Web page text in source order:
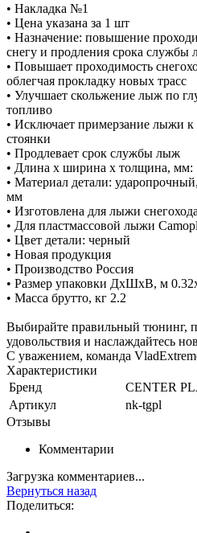
• Накладка №1
• Цена указана за 1 шт
• Назначение: повышение
снегу и продления срока службы
• Повышает проходимость
облегчая прокладку новых трасс
• Улучшает скольжение лыж по
топливо
• Исключает примерзание лыжи к
стоянки
• Продлевает срок службы лыж
• Длина x ширина x толщина, мм:
• Материал детали:
мм
• Изготовлена для лыжи
• Для пластмассовой лыжи
• Цвет детали: черный
• Новая продукция
• Производство Россия
• Размер упаковки ДхШхВ, м
• Масса брутто, кг 2.2
Выбирайте правильный тюнинг,
удовольствия и наслаждайтесь
С уважением, команда
Характеристики
Бренд
CENTER
Артикул
nk-tgpl
Отзывы
Комментарии
Загрузка комментариев...
Вернуться назад
Поделиться: